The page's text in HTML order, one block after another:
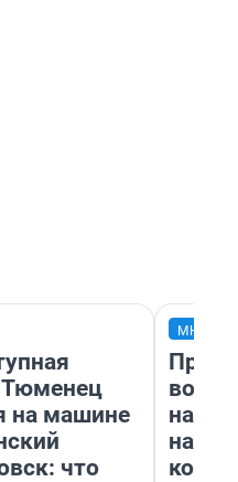
Тюменец
на машине
что
нам